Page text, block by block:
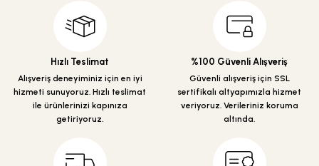
Ürün resmi kalitesiz, bozuk veya görüntülenemiyor.
Ürün açıklamasında eksik bilgiler bulunuyor.
Ürün fiyatı diğer sitelerden daha pahalı.
Bu ürüne benzer farklı alternatifler olmalı.
Hızlı Teslimat
Alışveriş deneyiminiz için en iyi
hizmeti sunuyoruz. Hızlı teslimat
ile ürünlerinizi kapınıza
getiriyoruz.
%100 Güvenli Alışveriş
Güvenli alışveriş için SSL
sertifikalı altyapımızla hizmet
veriyoruz. Verileriniz koruma
altında.